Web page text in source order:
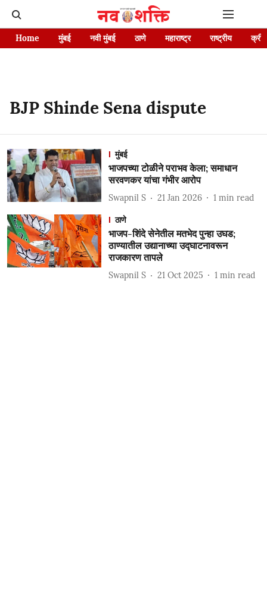
Home मुंबई नवी मुंबई ठाणे महाराष्ट्र राष्ट्रीय
BJP Shinde Sena dispute
मुंबई
भाजपच्या टोळीने पराभव केला; समाधान
सरवणकर यांचा गंभीर आरोप
Swapnil S 21 Jan 2026 1 min read
ठाणे
भाजप-शिंदे सेनेतील मतभेद पुन्हा उघड;
ठाण्यातील उद्यानाच्या उद्घाटनावरून
राजकारण तापले
Swapnil S 21 Oct 2025 1 min read